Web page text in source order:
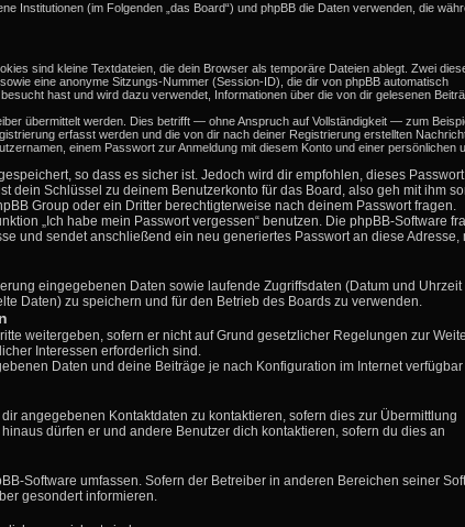
Institutionen (im Folgenden „das Board“) und phpBB die Daten verwenden, die
sind kleine Textdateien, die dein Browser als temporäre Dateien ablegt. Zwei
eine anonyme Sitzungs-Nummer (Session-ID), die dir von phpBB automatisch
hast und wird dazu verwendet, Informationen über die von dir gelesenen
übermittelt werden. Dies betrifft — ohne Anspruch auf Vollständigkeit — zum
erfasst werden und die von dir nach deiner Registrierung erstellten
einem Passwort zur Anmeldung mit diesem Konto und einer persönlichen
so dass es sicher ist. Jedoch wird dir empfohlen, dieses
dein Schlüssel zu deinem Benutzerkonto für das Board, also geh mit ihm
Group oder ein Dritter berechtigterweise nach deinem Passwort fragen.
„Ich habe mein Passwort vergessen“ benutzen. Die phpBB-Software
und sendet anschließend ein neu generiertes Passwort an diese Adresse,
eingegebenen Daten sowie laufende Zugriffsdaten (Datum und Uhrzeit
Daten) zu speichern und für den Betrieb des Boards zu verwenden.
weitergeben, sofern er nicht auf Grund gesetzlicher Regelungen zur
Interessen erforderlich sind.
Daten und deine Beiträge je nach Konfiguration im Internet verfügbar
angegebenen Kontaktdaten zu kontaktieren, sofern dies zur Übermittlung
dürfen er und andere Benutzer dich kontaktieren, sofern du dies an
Software umfassen. Sofern der Betreiber in anderen Bereichen seiner
gesondert informieren.